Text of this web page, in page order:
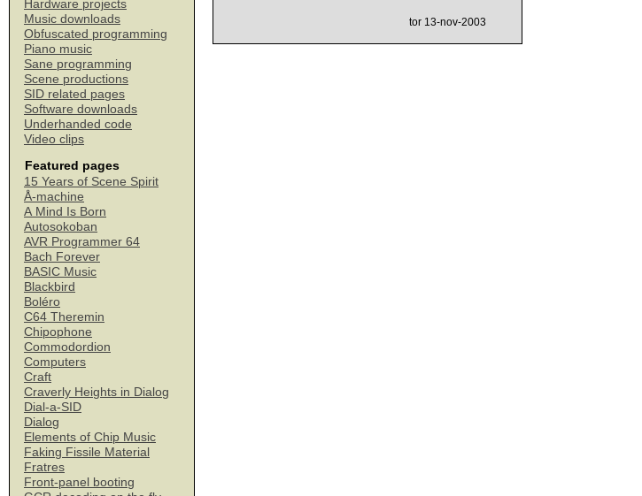
Hardware projects
Music downloads
Obfuscated programming
Piano music
Sane programming
Scene productions
SID related pages
Software downloads
Underhanded code
Video clips
Featured pages
15 Years of Scene Spirit
Å-machine
A Mind Is Born
Autosokoban
AVR Programmer 64
Bach Forever
BASIC Music
Blackbird
Boléro
C64 Theremin
Chipophone
Commodordion
Computers
Craft
Craverly Heights in Dialog
Dial-a-SID
Dialog
Elements of Chip Music
Faking Fissile Material
Fratres
Front-panel booting
tor 13-nov-2003